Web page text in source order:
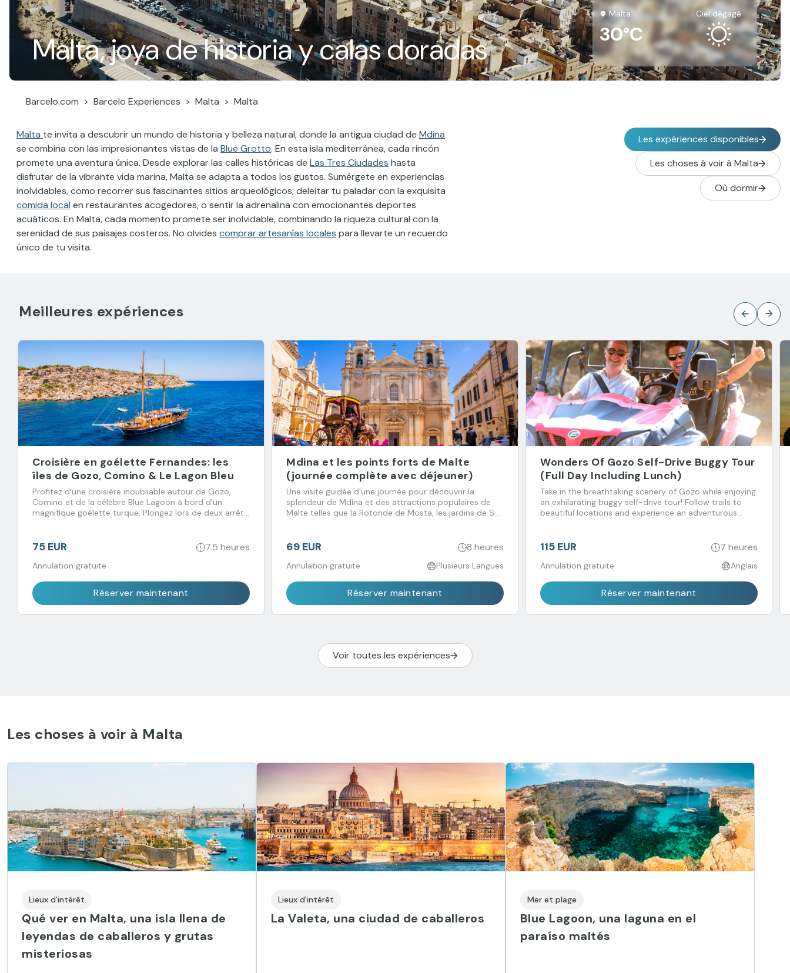
Malta, joya de historia y calas doradas
Malta
30°C
ciel dégagé
Barcelo.com Barcelo Experiences Malta Malta
Malta te invita a descubrir un mundo de historia y belleza natural, donde la antigua ciudad de Mdina
se combina con las impresionantes vistas de la Blue Grotto. En esta isla mediterránea, cada rincón
promete una aventura única. Desde explorar las calles históricas de Las Tres Ciudades hasta
disfrutar de la vibrante vida marina, Malta se adapta a todos los gustos. Sumérgete en experiencias
inolvidables, como recorrer sus fascinantes sitios arqueológicos, deleitar tu paladar con la exquisita
comida local en restaurantes acogedores, o sentir la adrenalina con emocionantes deportes
acuáticos. En Malta, cada momento promete ser inolvidable, combinando la riqueza cultural con la
serenidad de sus paisajes costeros. No olvides comprar artesanías locales para llevarte un recuerdo
único de tu visita.
Les expériences disponibles
Les choses à voir à Malta
Où dormir
Meilleures expériences
Croisière en goélette Fernandes: les
îles de Gozo, Comino & Le Lagon Bleu
Profitez d'une croisière inoubliable autour de Gozo,
Comino et de la célèbre Blue Lagoon à bord d'un
magnifique goélette turque. Plongez lors de deux arrêts
75 EUR 7.5 heures
Annulation gratuite
Réserver maintenant
Mdina et les points forts de Malte
(journée complète avec déjeuner)
Une visite guidée d'une journée pour découvrir la
splendeur de Mdina et des attractions populaires de
Malte telles que la Rotonde de Mosta, les jardins de San
69 EUR 8 heures
Annulation gratuite Plusieurs Langues
Réserver maintenant
Wonders Of Gozo Self-Drive Buggy Tour
(Full Day Including Lunch)
Take in the breathtaking scenery of Gozo while enjoying
an exhilarating buggy self-drive tour! Follow trails to
beautiful locations and experience an adventurous
115 EUR 7 heures
Annulation gratuite Anglais
Réserver maintenant
Voir toutes les expériences
Les choses à voir à Malta
Lieux d'intérêt
Qué ver en Malta, una isla llena de
leyendas de caballeros y grutas
misteriosas
Lieux d'intérêt
La Valeta, una ciudad de caballeros
Mer et plage
Blue Lagoon, una laguna en el
paraíso maltés